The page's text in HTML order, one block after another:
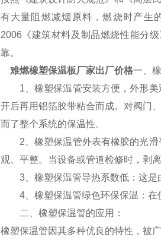
有大量阻燃减烟原料，燃烧时产生
2006《建筑材料及制品燃烧性能分
靠。
难燃橡塑保温板厂家出厂价格一、
1、橡塑保温管安装方便，外形美
开后再用铝箔胶带粘合而成。对阀门
而了整个系统的保温性。
2、橡塑保温管外表有橡胶的光滑
观、平整。当设备或管道检修时，剥
3、橡塑保温管导热系数低：这是由
4、橡塑保温管绿色环保保温：在使
二、橡塑保温管的应用：
橡塑保温管因其多种优良的特性，被